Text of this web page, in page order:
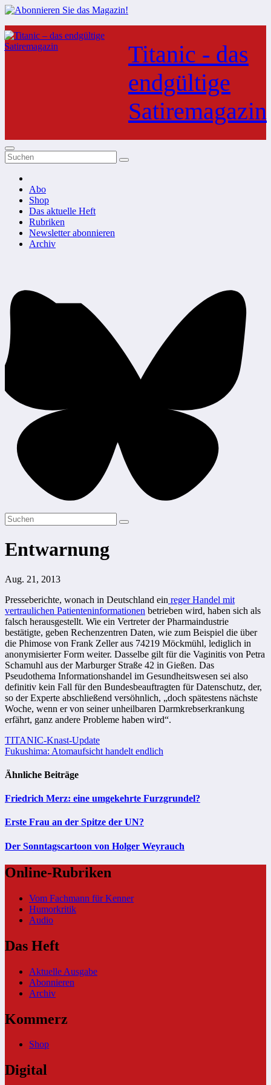
Zum
Inhalt
springen
Titanic - das
endgültige
Satiremagazin
Abo
Shop
Das aktuelle Heft
Rubriken
Newsletter abonnieren
Archiv
Entwarnung
Aug. 21, 2013
Presseberichte, wonach in Deutschland ein reger Handel mit
vertraulichen Patienteninformationen betrieben wird, haben sich als
falsch herausgestellt. Wie ein Vertreter der Pharmaindustrie
bestätigte, geben Rechenzentren Daten, wie zum Beispiel die über
die Phimose von Frank Zeller aus 74219 Möckmühl, lediglich in
anonymisierter Form weiter. Dasselbe gilt für die Vaginitis von Petra
Schamuhl aus der Marburger Straße 42 in Gießen. Das
Pseudothema Informationshandel im Gesundheitswesen sei also
definitiv kein Fall für den Bundesbeauftragten für Datenschutz, der,
so der Experte abschließend versöhnlich, „doch spätestens nächste
Woche, wenn er von seiner unheilbaren Darmkrebserkrankung
erfährt, ganz andere Probleme haben wird“.
Beitragsnavigation
TITANIC-Knast-Update
Fukushima: Atomaufsicht handelt endlich
Ähnliche Beiträge
Friedrich Merz: eine umgekehrte Furzgrundel?
Erste Frau an der Spitze der UN?
Der Sonntagscartoon von Holger Weyrauch
Online-Rubriken
Vom Fachmann für Kenner
Humorkritik
Audio
Das Heft
Aktuelle Ausgabe
Abonnieren
Archiv
Kommerz
Shop
Digital